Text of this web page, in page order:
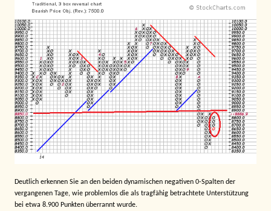
Deutlich erkennen Sie an den beiden dynamischen negativen 0-Spalten der
vergangenen Tage, wie problemlos die als tragfähig betrachtete Unterstützung
bei etwa 8.900 Punkten überrannt wurde.